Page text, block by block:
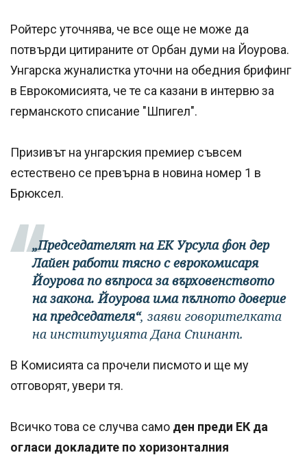
Ройтерс уточнява, че все още не може да
потвърди цитираните от Орбан думи на Йоурова.
Унгарска жуналистка уточни на обедния брифинг
в Еврокомисията, че те са казани в интервю за
германското списание "Шпигел".
Призивът на унгарския премиер съвсем
естествено се превърна в новина номер 1 в
Брюксел.
„Председателят на ЕК Урсула фон дер
Лайен работи тясно с еврокомисаря
Йоурова по въпроса за върховенството
на закона. Йоурова има пълното доверие
на председателя“, заяви говорителката
на институцията Дана Спинант.
В Комисията са прочели писмото и ще му
отговорят, увери тя.
Всичко това се случва само ден преди ЕК да
огласи докладите по хоризонталния